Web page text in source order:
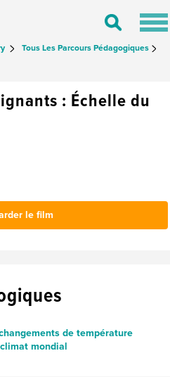
Toggle
Tous Les Parcours Pédagogiques
: Échelle du
le film
de température
mondial